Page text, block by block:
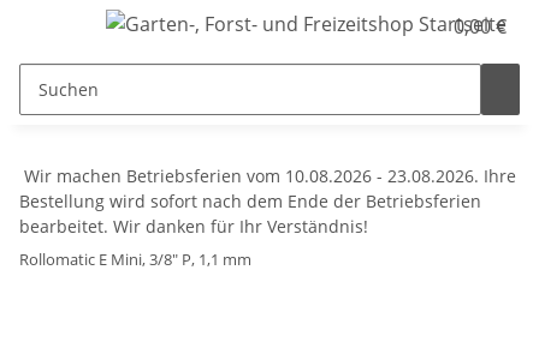
0,00 €
Wir machen Betriebsferien vom 10.08.2026 - 23.08.2026. Ihre
Bestellung wird sofort nach dem Ende der Betriebsferien
bearbeitet. Wir danken für Ihr Verständnis!
Rollomatic E Mini, 3/8" P, 1,1 mm